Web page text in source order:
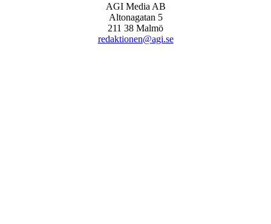
AGI Media AB
Altonagatan 5
211 38 Malmö
redaktionen@agi.se